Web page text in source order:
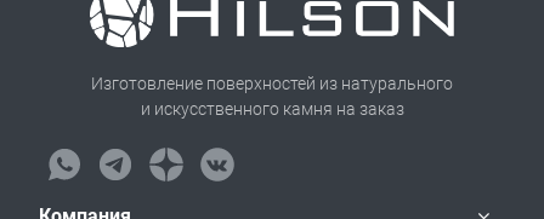
Изготовление поверхностей из натурального
и искусственного камня на заказ